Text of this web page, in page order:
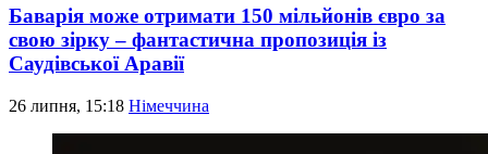
Баварія може отримати 150 мільйонів євро за
свою зірку – фантастична пропозиція із
Саудівської Аравії
26 липня, 15:18 Німеччина